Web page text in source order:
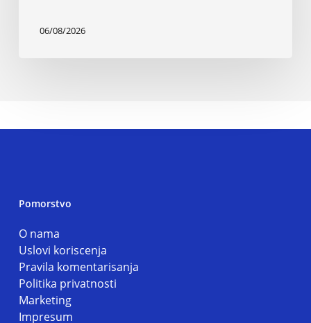
06/08/2026
Pomorstvo
O nama
Uslovi koriscenja
Pravila komentarisanja
Politika privatnosti
Marketing
Impresum